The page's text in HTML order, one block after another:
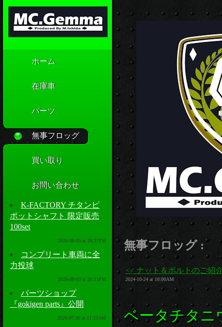
ホーム
在庫車
パーツ
無事フロッグ
買い取り
お問い合わせ
K-FACTORY チタンピ
ポットシャフト 限定販売
100set
2026-08-05 at 18:37PM
コンプリート車両に全
力投球
2026-08-03 at 20:11PM
パーツショップ
『gokigen parts』公開
2026-07-30 at 11:25AM
無事フロッグ :
<< ナット＆ボルトのご紹
2024-10-24 at 10:00AM
ベータチタニ